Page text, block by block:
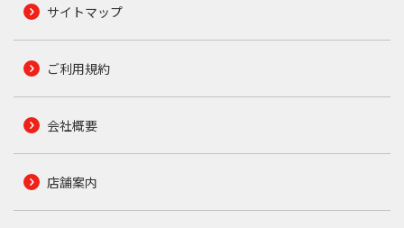
サイトマップ
ご利用規約
会社概要
店舗案内